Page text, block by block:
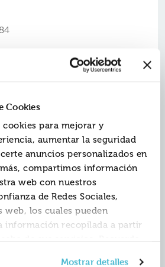
Cookies
para mejorar y
aumentar la seguridad
anuncios personalizados en
compartimos información
web con nuestros
de Redes Sociales,
web, los cuales pueden
información recopilada a partir
de sus servicios. Recuerda
Mostrar detalles
edición limitada del
juvenil del momento, ahora
inédito y a un precio
de fantasía más brutalmente
en una década!» Tracy Wolff,
que a sus veinte años se uniría
para llevar una vida tranquila,
libros y las historias antiguas
Sin embargo, por órdenes de su
formar parte de la élite de